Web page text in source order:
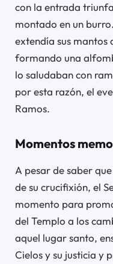
con la entrada
montado en un
extendía sus mantos
formando una
lo saludaban con
por esta razón, el
Ramos.
Momentos
A pesar de saber
de su crucifixión, el
momento para
del Templo a los
aquel lugar santo,
Cielos y su justicia y